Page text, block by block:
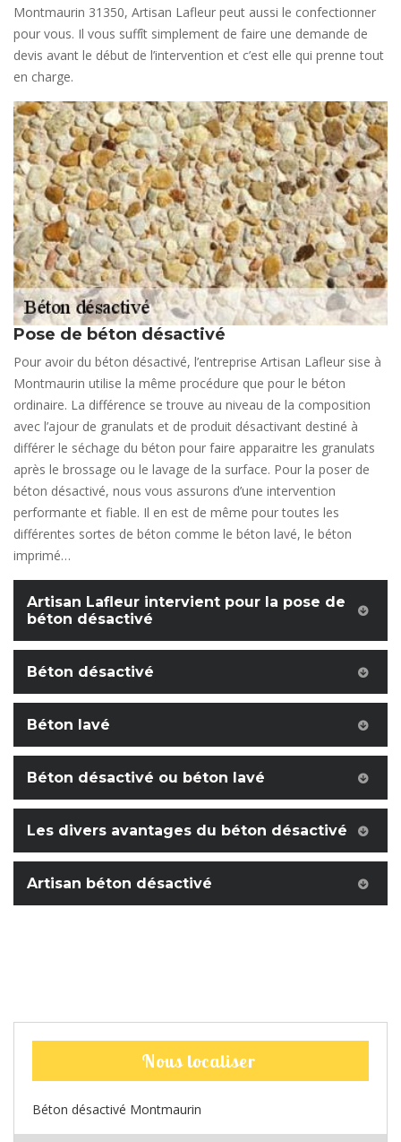
Montmaurin 31350, Artisan Lafleur peut aussi le confectionner
pour vous. Il vous suffît simplement de faire une demande de
devis avant le début de l’intervention et c’est elle qui prenne tout
en charge.
Pose de béton désactivé
Pour avoir du béton désactivé, l’entreprise Artisan Lafleur sise à
Montmaurin utilise la même procédure que pour le béton
ordinaire. La différence se trouve au niveau de la composition
avec l’ajour de granulats et de produit désactivant destiné à
différer le séchage du béton pour faire apparaitre les granulats
après le brossage ou le lavage de la surface. Pour la poser de
béton désactivé, nous vous assurons d’une intervention
performante et fiable. Il en est de même pour toutes les
différentes sortes de béton comme le béton lavé, le béton
imprimé…
Artisan Lafleur intervient pour la pose de
béton désactivé
Béton désactivé
Béton lavé
Béton désactivé ou béton lavé
Les divers avantages du béton désactivé
Artisan béton désactivé
Nous localiser
Béton désactivé Montmaurin